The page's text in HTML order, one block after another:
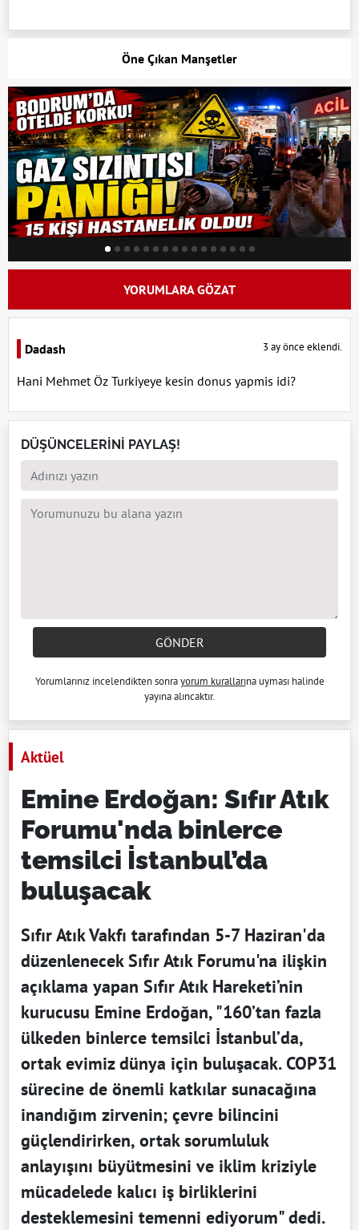
Öne Çıkan Manşetler
YORUMLARA GÖZAT
Dadash 3 ay önce eklendi.
Hani Mehmet Öz Turkiyeye kesin donus yapmis idi?
DÜŞÜNCELERİNİ PAYLAŞ!
GÖNDER
Yorumlarınız incelendikten sonrayorum kurallarına uyması halinde
yayına alıncaktır.
Aktüel
Emine Erdoğan: Sıfır Atık
Forumu'nda binlerce
temsilci İstanbul’da
buluşacak
Sıfır Atık Vakfı tarafından 5-7 Haziran'da
düzenlenecek Sıfır Atık Forumu'na ilişkin
açıklama yapan Sıfır Atık Hareketi’nin
kurucusu Emine Erdoğan, "160’tan fazla
ülkeden binlerce temsilci İstanbul’da,
ortak evimiz dünya için buluşacak. COP31
sürecine de önemli katkılar sunacağına
inandığım zirvenin; çevre bilincini
güçlendirirken, ortak sorumluluk
anlayışını büyütmesini ve iklim kriziyle
mücadelede kalıcı iş birliklerini
desteklemesini temenni ediyorum" dedi.